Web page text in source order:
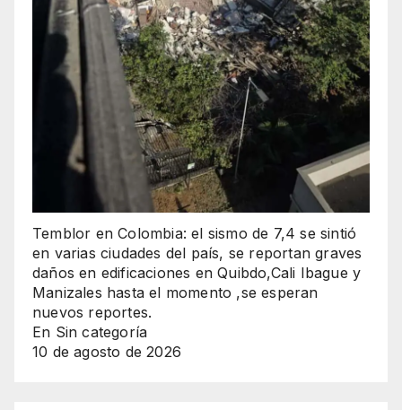
Temblor en Colombia: el sismo de 7,4 se sintió
en varias ciudades del país, se reportan graves
daños en edificaciones en Quibdo,Cali Ibague y
Manizales hasta el momento ,se esperan
nuevos reportes.
En Sin categoría
10 de agosto de 2026